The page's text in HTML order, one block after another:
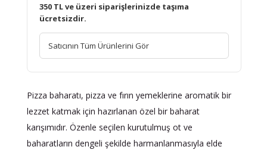
350 TL ve üzeri siparişlerinizde taşıma
ücretsizdir.
Satıcının Tüm Ürünlerini Gör
Pizza baharatı, pizza ve fırın yemeklerine aromatik bir
lezzet katmak için hazırlanan özel bir baharat
karışımıdır. Özenle seçilen kurutulmuş ot ve
baharatların dengeli şekilde harmanlanmasıyla elde